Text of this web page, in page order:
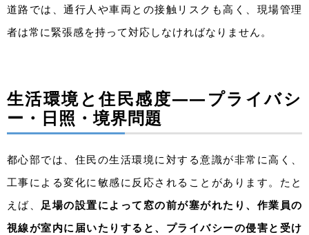
道路では、通行人や車両との接触リスクも高く、現場管理
者は常に緊張感を持って対応しなければなりません。
生活環境と住民感度――プライバシ
ー・日照・境界問題
都心部では、住民の生活環境に対する意識が非常に高く、
工事による変化に敏感に反応されることがあります。たと
えば、 足場の設置によって窓の前が塞がれたり、作業員の
視線が室内に届いたりすると、プライバシーの侵害と受け